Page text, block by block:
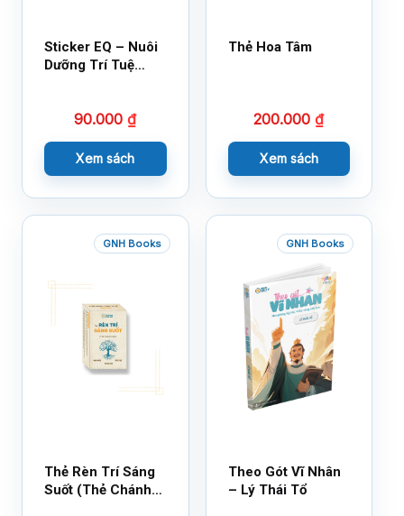
Sticker EQ – Nuôi
Dưỡng Trí Tuệ
Cùng 150 Sticker
90.000₫
Xem sách
Thẻ Hoa Tâm
200.000₫
Xem sách
GNH Books
Thẻ Rèn Trí Sáng
Suốt (Thẻ Chánh
GNH Books
Theo Gót Vĩ Nhân
– Lý Thái Tổ